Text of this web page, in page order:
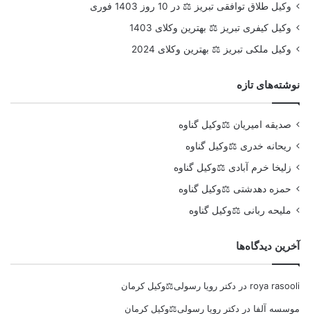
وکیل طلاق توافقی تبریز ⚖️ در 10 روز 1403 فوری
وکیل کیفری تبریز ⚖️ بهترین وکلای 1403
وکیل ملکی تبریز ⚖️ بهترین وکلای 2024
نوشته‌های تازه
صدیقه امیریان ⚖️وکیل گناوه
ریحانه خدری ⚖️وکیل گناوه
زلیخا خرم آبادی ⚖️وکیل گناوه
حمزه دهدشتی ⚖️وکیل گناوه
ملیحه ربانی ⚖️وکیل گناوه
آخرین دیدگاه‌ها
roya rasooli در دکتر رویا رسولی⚖️وکیل کرمان
موسسه آلفا در دکتر رویا رسولی⚖️وکیل کرمان